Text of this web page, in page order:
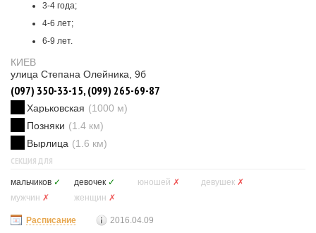
3-4 года;
4-6 лет;
6-9 лет.
КИЕВ
улица Степана Олейника, 9б
(097) 350-33-15, (099) 265-69-87
Харьковская (1000 м)
Позняки (1.4 км)
Вырлица (1.6 км)
СЕКЦИЯ ДЛЯ
мальчиков ✓ девочек ✓ юношей ✗ девушек ✗
мужчин ✗ женщин ✗
Расписание 2016.04.09